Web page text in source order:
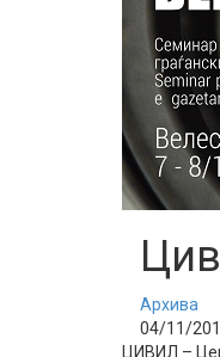
Архива
04/11/
ЦИВИЛ –